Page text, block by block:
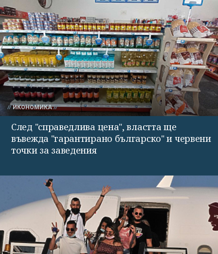
ИКОНОМИКА
След "справедлива цена", властта ще
въвежда "гарантирано българско" и червени
точки за заведения